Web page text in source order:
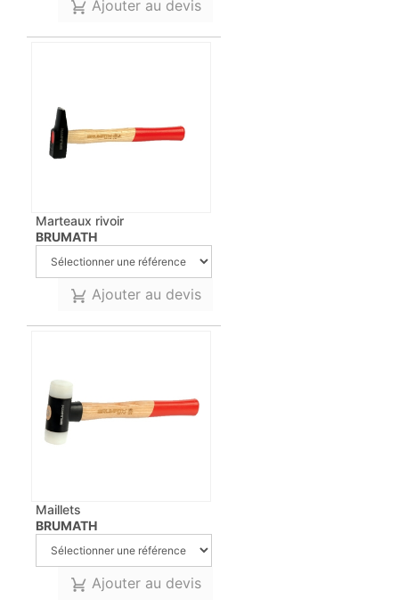
Ajouter au devis
Marteaux rivoir
BRUMATH
Ajouter au devis
Maillets
BRUMATH
Ajouter au devis